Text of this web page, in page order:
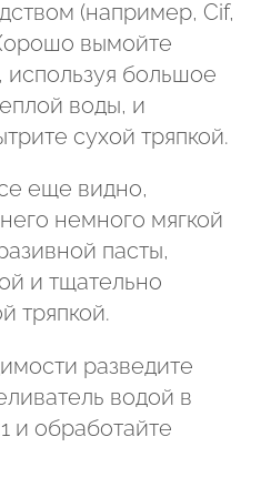
(например, Cif,
вымойте
используя большое
воды, и
сухой тряпкой.
еще видно,
немного мягкой
пасты,
и тщательно
тряпкой.
разведите
водой в
и обработайте